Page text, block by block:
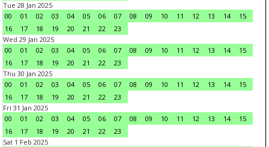
Tue 28 Jan 2025
00
01 02 03 04 05 06 07 08 09 10 11 12 13 14
15
16
17 18 19 20 21 22
23
Wed 29 Jan 2025
00
01 02 03 04 05 06 07 08 09 10 11 12 13 14
15
16
17 18 19 20 21 22
23
Thu 30 Jan 2025
00
01 02 03 04 05 06 07 08 09 10 11 12 13 14
15
16
17 18 19 20 21 22
23
Fri 31 Jan 2025
00
01 02 03 04 05 06 07 08 09 10 11 12 13 14
15
16
17 18 19 20 21 22
23
Sat 1 Feb 2025